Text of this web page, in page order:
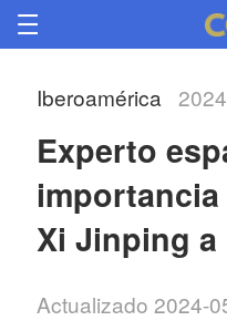
Iberoamérica
Experto
Xi Jinping a
Actualizado 2024-